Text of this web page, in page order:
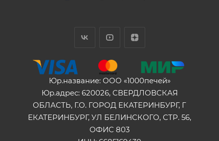
Юр.название: ООО «1000печей»
Юр.адрес: 620026, СВЕРДЛОВСКАЯ
ОБЛАСТЬ, Г.О. ГОРОД ЕКАТЕРИНБУРГ, Г
ЕКАТЕРИНБУРГ, УЛ БЕЛИНСКОГО, СТР. 56,
ОФИС 803